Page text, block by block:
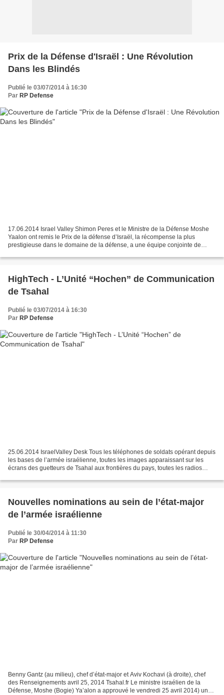
Prix de la Défense d'Israël : Une Révolution
Dans les Blindés
Publié le 03/07/2014 à 16:30
Par RP Defense
17.06.2014 Israel Valley Shimon Peres et le Ministre de la Défense Moshe
Yaalon ont remis le Prix de la défense d’Israël, la récompense la plus
prestigieuse dans le domaine de la défense, a une équipe conjointe de
HighTech - L’Unité “Hochen” de Communication
de Tsahal
Publié le 03/07/2014 à 16:30
Par RP Defense
25.06.2014 IsraelValley Desk Tous les téléphones de soldats opérant depuis
les bases de l’armée israélienne, toutes les images apparaissant sur les
écrans des guetteurs de Tsahal aux frontières du pays, toutes les radios
Nouvelles nominations au sein de l’état-major
de l’armée israélienne
Publié le 30/04/2014 à 11:30
Par RP Defense
Benny Gantz (au milieu), chef d’état-major et Aviv Kochavi (à droite), chef
des Renseignements avril 25, 2014 Tsahal.fr Le ministre israélien de la
Défense, Moshe (Bogie) Ya’alon a approuvé le vendredi 25 avril 2014) une